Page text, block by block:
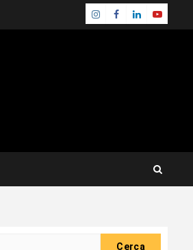
Instagram
Facebook
LinkedinYoutube